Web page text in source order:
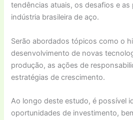
tendências atuais, os desafios e as
indústria brasileira de aço.
Serão abordados tópicos como o
desenvolvimento de novas
produção, as ações de
estratégias de crescimento.
Ao longo deste estudo, é possível
oportunidades de investimento,